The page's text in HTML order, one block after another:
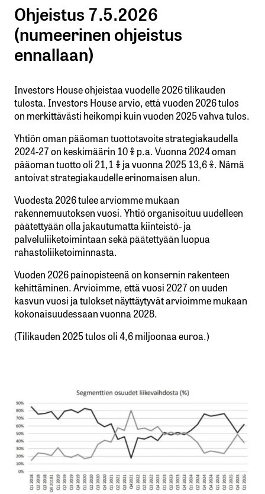
Ohjeistus 7.5.2026
(numeerinen ohjeistus
ennallaan)
Investors House ohjeistaa vuodelle 2026 tilikauden
tulosta. Investors House arvio, että vuoden 2026 tulos
on merkittävästi heikompi kuin vuoden 2025 vahva tulos.
Yhtiön oman pääoman tuottotavoite strategiakaudella
2024-27 on keskimäärin 10 % p.a. Vuonna 2024 oman
pääoman tuotto oli 21,1 % ja vuonna 2025 13,6 %. Nämä
antoivat strategiakaudelle erinomaisen alun.
Vuodesta 2026 tulee arviomme mukaan
rakennemuutoksen vuosi. Yhtiö organisoituu uudelleen
päätettyään olla jakautumatta kiinteistö- ja
palveluliiketoimintaan sekä päätettyään luopua
rahastoliiketoiminnasta.
Vuoden 2026 painopisteenä on konsernin rakenteen
kehittäminen. Arvioimme, että vuosi 2027 on uuden
kasvun vuosi ja tulokset näyttäytyvät arvioimme mukaan
kokonaisuudessaan vuonna 2028.
(Tilikauden 2025 tulos oli 4,6 miljoonaa euroa.)